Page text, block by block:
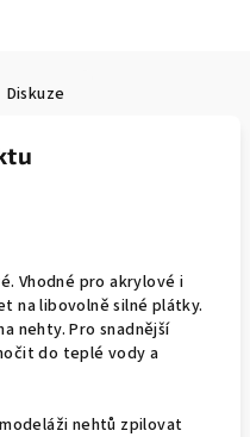
Diskuze
Vhodné pro akrylové i
na libovolně silné plátky.
nehty. Pro snadnější
do teplé vody a
nehtů zpilovat